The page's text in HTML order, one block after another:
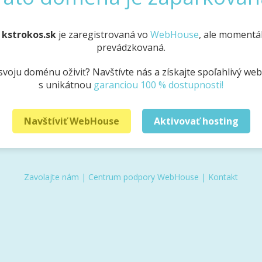
kstrokos.sk je zaregistrovaná vo WebHouse, ale
prevádzkovaná.
doménu oživiť? Navštívte nás a získajte spoľahlivý
s unikátnou garanciou 100 % dostupnosti!
Navštíviť WebHouse Aktivovať hosting
Zavolajte nám | Centrum podpory WebHouse | Kontakt